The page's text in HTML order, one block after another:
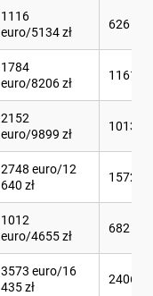
1116
euro/5134 zł
626 l
1784
euro/8206 zł
1161 l
2152
euro/9899 zł
1013 l
2748 euro/12
640 zł
1572 l
1012
euro/4655 zł
682 l
3573 euro/16
435 zł
2406 l